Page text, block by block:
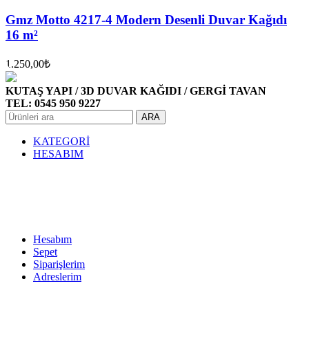
Gmz Motto 4217-4 Modern Desenli Duvar Kağıdı
16 m²
1.250,00₺
KUTAŞ YAPI / 3D DUVAR KAĞIDI / GERGİ TAVAN
TEL: 0545 950 9227
ARA
KATEGORİ
HESABIM
Hesabım
Sepet
Siparişlerim
Adreslerim